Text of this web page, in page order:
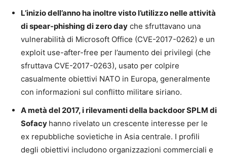
L’inizio dell’anno ha inoltre visto l’utilizzo nelle attività
di spear-phishing di zero day che sfruttavano una
vulnerabilità di Microsoft Office (CVE-2017-0262) e un
exploit use-after-free per l’aumento dei privilegi (che
sfruttava CVE-2017-0263), usato per colpire
casualmente obiettivi NATO in Europa, generalmente
con informazioni sul conflitto militare siriano.
A metà del 2017, i rilevamenti della backdoor SPLM di
Sofacy hanno rivelato un crescente interesse per le
ex repubbliche sovietiche in Asia centrale. I profili
degli obiettivi includono organizzazioni commerciali e